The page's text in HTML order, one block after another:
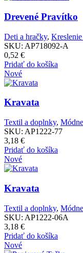
Poznámka:
Poznámka:
Poznámka:
Drevené Pravítko
Deti a hračky,
SKU: AP718092-A
0,52 €
Pridať do košíka
Nové
Kravata
Textil a doplnky,
SKU: AP1222-77
3,18 €
Pridať do košíka
Nové
Kravata
Textil a doplnky,
SKU: AP1222-06A
3,18 €
Pridať do košíka
Nové